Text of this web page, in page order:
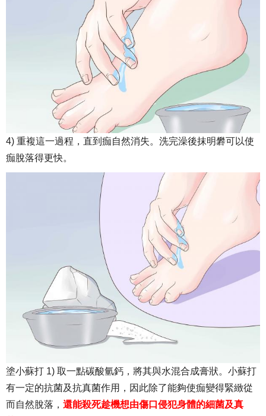
4) 重複這一過程，直到痂自然消失。洗完澡後抹明礬可以使
痂脫落得更快。
塗小蘇打 1) 取一點碳酸氫鈣，將其與水混合成膏狀。小蘇打
有一定的抗菌及抗真菌作用，因此除了能夠使痂變得緊緻從
而自然脫落， 還能殺死趁機想由傷口侵犯身體的細菌及真